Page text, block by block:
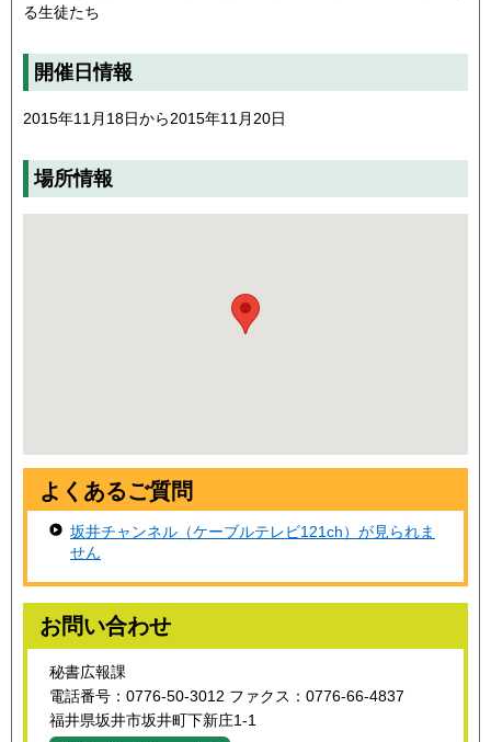
る生徒たち
開催日情報
2015年11月18日から2015年11月20日
場所情報
よくあるご質問
坂井チャンネル（ケーブルテレビ121ch）が見られま
せん
お問い合わせ
秘書広報課
電話番号：0776-50-3012 ファクス：0776-66-4837
福井県坂井市坂井町下新庄1-1